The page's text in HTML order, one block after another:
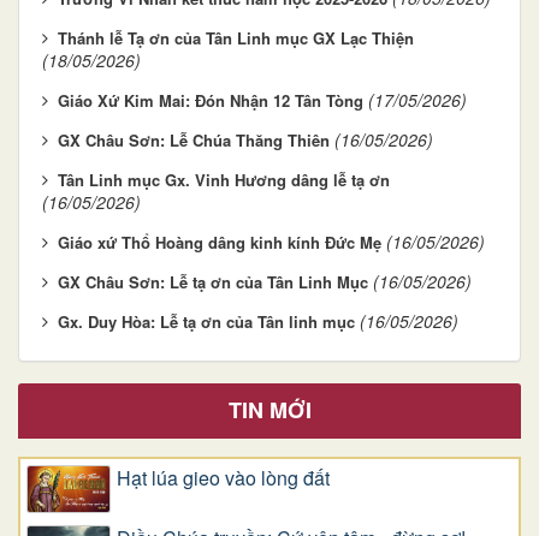
Thánh lễ Tạ ơn của Tân Linh mục GX Lạc Thiện
(18/05/2026)
Giáo Xứ Kim Mai: Đón Nhận 12 Tân Tòng (17/05/2026)
GX Châu Sơn: Lễ Chúa Thăng Thiên (16/05/2026)
Tân Linh mục Gx. Vinh Hương dâng lễ tạ ơn
(16/05/2026)
Giáo xứ Thổ Hoàng dâng kinh kính Đức Mẹ (16/05/2026)
GX Châu Sơn: Lễ tạ ơn của Tân Linh Mục (16/05/2026)
Gx. Duy Hòa: Lễ tạ ơn của Tân linh mục (16/05/2026)
TIN MỚI
Hạt lúa gieo vào lòng đất